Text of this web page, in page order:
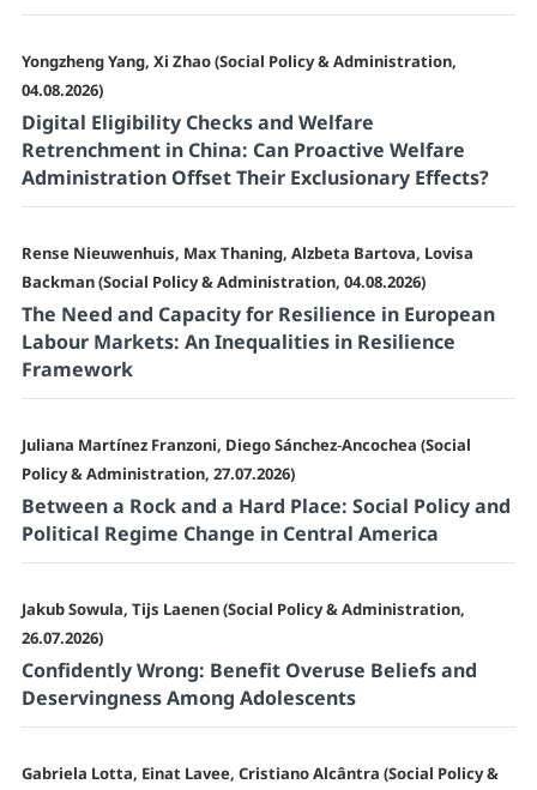
Yongzheng Yang, Xi Zhao (Social Policy & Administration,
04.08.2026)
Digital Eligibility Checks and Welfare
Retrenchment in China: Can Proactive Welfare
Administration Offset Their Exclusionary Effects?
Rense Nieuwenhuis, Max Thaning, Alzbeta Bartova, Lovisa
Backman (Social Policy & Administration, 04.08.2026)
The Need and Capacity for Resilience in European
Labour Markets: An Inequalities in Resilience
Framework
Juliana Martínez Franzoni, Diego Sánchez‐Ancochea (Social
Policy & Administration, 27.07.2026)
Between a Rock and a Hard Place: Social Policy and
Political Regime Change in Central America
Jakub Sowula, Tijs Laenen (Social Policy & Administration,
26.07.2026)
Confidently Wrong: Benefit Overuse Beliefs and
Deservingness Among Adolescents
Gabriela Lotta, Einat Lavee, Cristiano Alcântra (Social Policy &